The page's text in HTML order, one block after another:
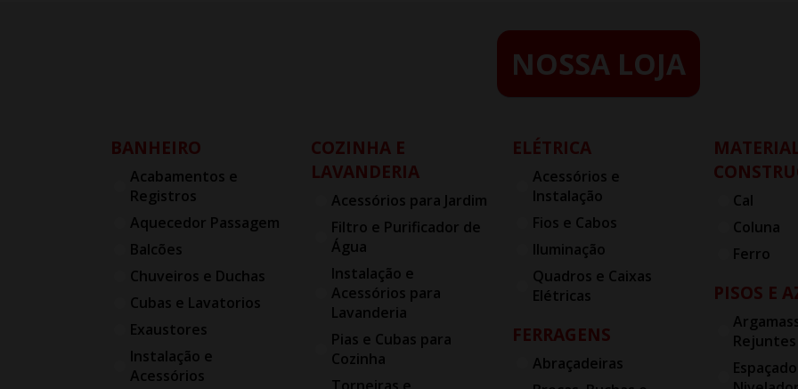
NOSSA LOJA
BANHEIRO
Acabamentos e
Registros
Aquecedor Passagem
Balcões
Chuveiros e Duchas
Cubas e Lavatorios
Exaustores
Instalação e
Acessórios
COZINHA E
LAVANDERIA
Acessórios para Jardim
Filtro e Purificador de
Água
Instalação e
Acessórios para
Lavanderia
Pias e Cubas para
Cozinha
ELÉTRICA
Acessórios e
Instalação
Fios e Cabos
Iluminação
Quadros e Caixas
Elétricas
FERRAGENS
Abraçadeiras
Cal
Coluna
Ferro
PISOS E
Rejuntes